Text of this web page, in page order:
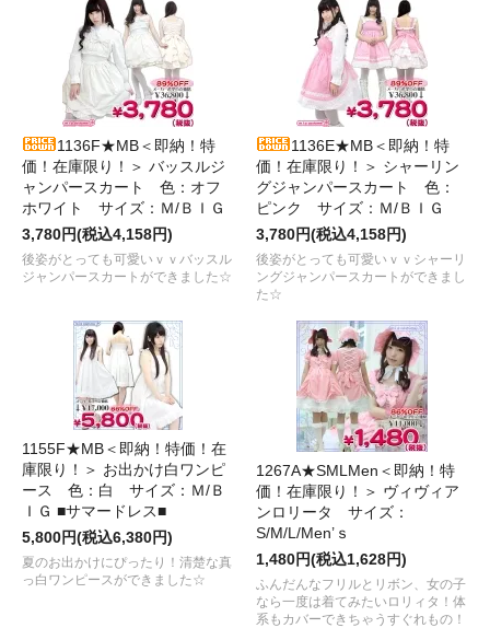
1136F★MB＜即納！特
価！在庫限り！＞ バッスルジ
ャンパースカート 色：オフ
ホワイト サイズ：Ｍ/ＢＩＧ
3,780円(税込4,158円)
後姿がとっても可愛いｖｖバッスル
ジャンパースカートができました☆
1136E★MB＜即納！特
価！在庫限り！＞ シャーリン
グジャンパースカート 色：
ピンク サイズ：Ｍ/ＢＩＧ
3,780円(税込4,158円)
後姿がとっても可愛いｖｖシャーリ
ングジャンパースカートができまし
た☆
1155F★MB＜即納！特価！在
庫限り！＞ お出かけ白ワンピ
ース 色：白 サイズ：Ｍ/Ｂ
ＩＧ ■サマードレス■
5,800円(税込6,380円)
夏のお出かけにぴったり！清楚な真
っ白ワンピースができました☆
1267A★SMLMen＜即納！特
価！在庫限り！＞ ヴィヴィア
ンロリータ サイズ：
S/M/L/Men’ｓ
1,480円(税込1,628円)
ふんだんなフリルとリボン、女の子
なら一度は着てみたいロリィタ！体
系もカバーできちゃうすぐれもの！